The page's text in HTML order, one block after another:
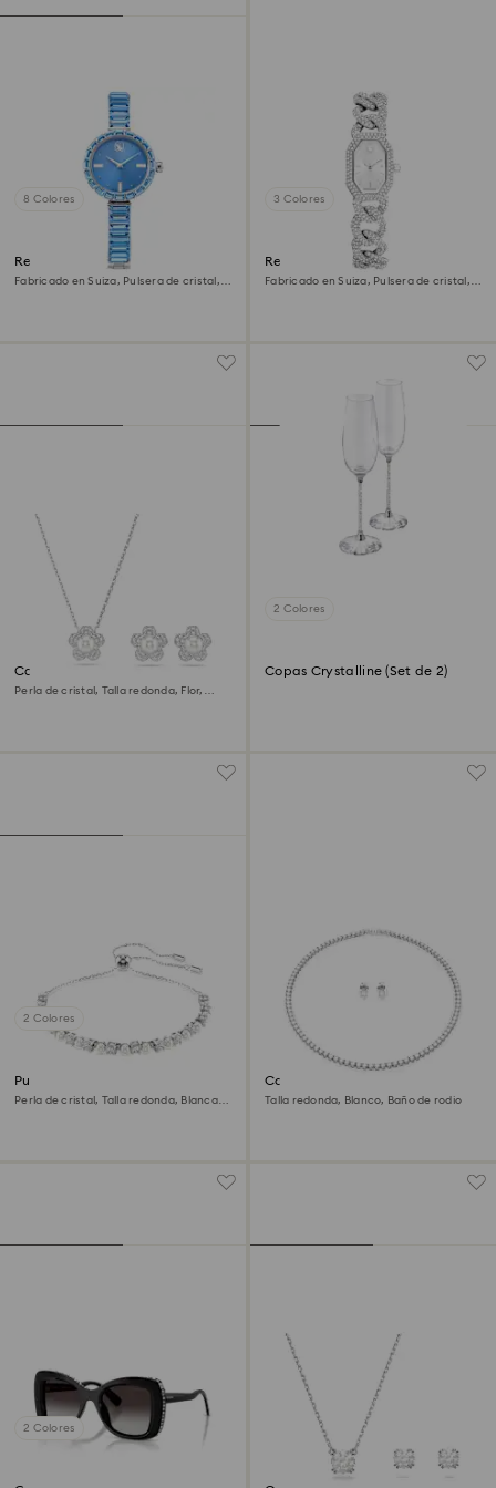
8 Colores
Reloj Matrix bangle
Fabricado en Suiza, Pulsera de cristal,
3 Colores
Reloj Dextera chain
Fabricado en Suiza, Pulsera de cristal,
Conjunto Ariana Grande x
Swarovski
Perla de cristal, Talla redonda, Flor,
2 Colores
Copas Crystalline (Set de 2)
2 Colores
Pulsera Matrix
Perla de cristal, Talla redonda, Blanca,
Conjunto Matrix Tennis
Talla redonda, Blanco, Baño de rodio
2 Colores